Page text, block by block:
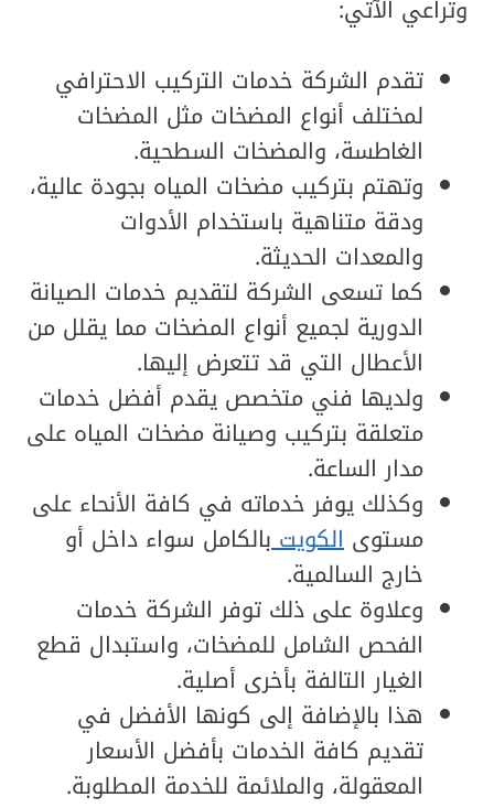
وتراعي الآتي:
تقدم الشركة خدمات التركيب الاحترافي
لمختلف أنواع المضخات مثل المضخات
الغاطسة، والمضخات السطحية.
وتهتم بتركيب مضخات المياه بجودة عالية،
ودقة متناهية باستخدام الأدوات
والمعدات الحديثة.
كما تسعى الشركة لتقديم خدمات الصيانة
الدورية لجميع أنواع المضخات مما يقلل من
الأعطال التي قد تتعرض إليها.
ولديها فني متخصص يقدم أفضل خدمات
متعلقة بتركيب وصيانة مضخات المياه على
مدار الساعة.
وكذلك يوفر خدماته في كافة الأنحاء على
مستوى الكويتبالكامل سواء داخل أو
خارج السالمية.
وعلاوة على ذلك توفر الشركة خدمات
الفحص الشامل للمضخات، واستبدال قطع
الغيار التالفة بأخرى أصلية.
هذا بالإضافة إلى كونها الأفضل في
تقديم كافة الخدمات بأفضل الأسعار
المعقولة، والملائمة للخدمة المطلوبة.